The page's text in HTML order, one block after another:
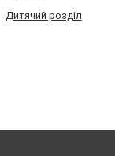
Дитячий розділ